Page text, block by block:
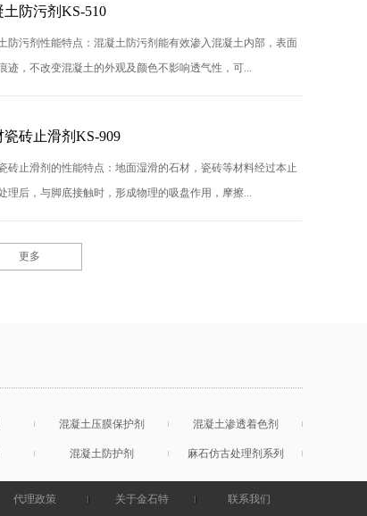
土防污剂KS-510
防污剂性能特点：混凝土防污剂能有效渗入混凝土内部，表面
迹，不改变混凝土的外观及颜色不影响透气性，可...
瓷砖止滑剂KS-909
砖止滑剂的性能特点：地面湿滑的石材，瓷砖等材料经过本止
理后，与脚底接触时，形成物理的吸盘作用，摩擦...
更多
混凝土压膜保护剂 混凝土渗透着色剂
混凝土防护剂 麻石仿古处理剂系列
代理政策 关于金石特 联系我们